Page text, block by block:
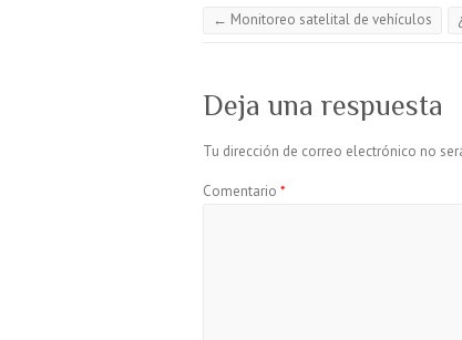
← Monitoreo satelital de vehículos
Deja una respuesta
Tu dirección de correo electrónico no
Comentario *